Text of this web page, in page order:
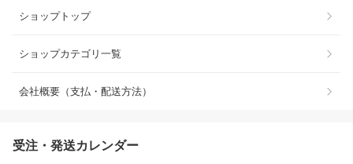
ショップトップ
ショップカテゴリ一覧
会社概要（支払・配送方法）
受注・発送カレンダー